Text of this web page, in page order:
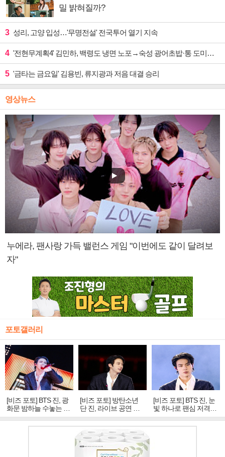
밀 밝혀질까?
3 성리, 고양 입성…'무명전설' 전국투어 열기 지속
4 '전현무계획4' 김민하, 백령도 냉면 노포→숙성 광어초밥·통 도미찜 맛집 탐방
5 '금타는 금요일' 김용빈, 류지광과 저음 대결 승리
영상뉴스
누에라, 팬사랑 가득 밸런스 게임 "이번에도 같이 달려보
자"
포토갤러리
[비즈 포토] BTS 진, 광
화문 밤하늘 수놓는 '비
주얼 킹'의 열창
[비즈 포토] 방탄소년
단 진, 라이브 공연 중
빛나는 독보적 아우라
[비즈 포토] BTS 진, 눈
빛 하나로 팬심 저격…
독보적 카리스마